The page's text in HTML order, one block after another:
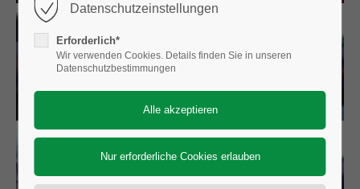
Datenschutzeinstellungen
Erforderlich*
Wir verwenden Cookies. Details finden Sie in unseren
Datenschutzbestimmungen